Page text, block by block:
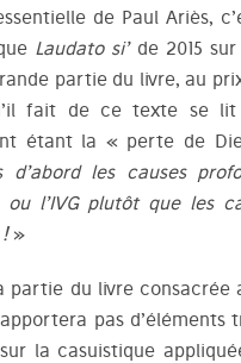
de Paul Ariès,
Laudato si’de 2015
partie du livre, au
fait de ce texte se
étant la « perte de
d’abord les causes
ou l’IVG plutôt que les
! »
partie du livre consacrée
pas
la casuistique